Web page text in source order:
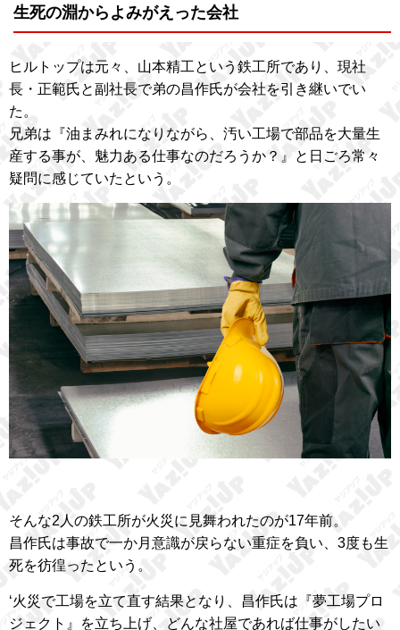
生死の淵からよみがえった会社
ヒルトップは元々、山本精工という鉄工所であり、現社
長・正範氏と副社長で弟の昌作氏が会社を引き継いでい
た。
兄弟は『油まみれになりながら、汚い工場で部品を大量生
産する事が、魅力ある仕事なのだろうか？』と日ごろ常々
疑問に感じていたという。
そんな2人の鉄工所が火災に見舞われたのが17年前。
昌作氏は事故で一か月意識が戻らない重症を負い、3度も生
死を彷徨ったという。
‘火災で工場を立て直す結果となり、昌作氏は『夢工場プロ
ジェクト』を立ち上げ、どんな社屋であれば仕事がしたい